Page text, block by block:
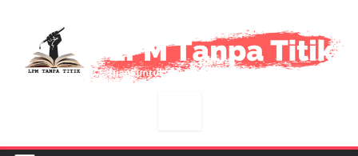
content